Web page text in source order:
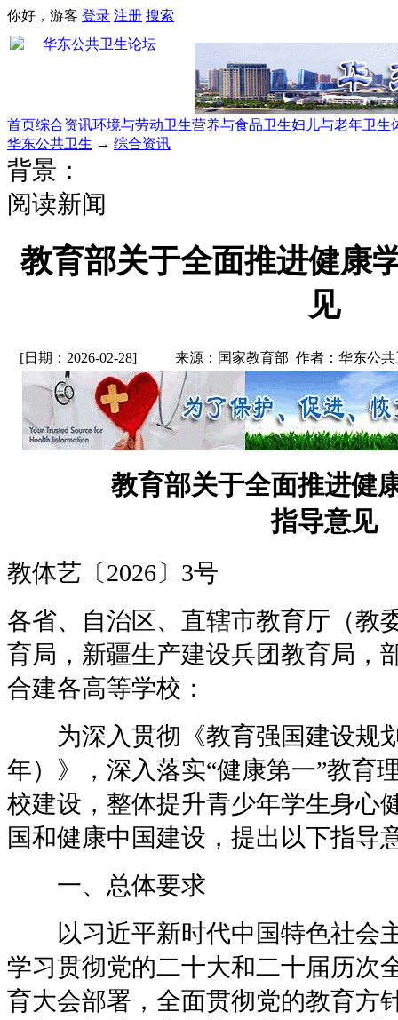
你好，游客 登录 注册 搜索
首页综合资讯环境与劳动卫生营养与食品卫生妇儿与老年卫生
华东公共卫生 → 综合资讯
背景：
阅读新闻
教育部关于全面推进健康
见
[日期：2026-02-28] 来源：国家教育部 作者：华东公
教育部关于全面推进健
指导意见
教体艺〔2026〕3号
各省、自治区、直辖市教育厅（教
育局，新疆生产建设兵团教育局，
合建各高等学校：
为深入贯彻《教育强国建设规
年）》，深入落实“健康第一”教育
校建设，整体提升青少年学生身心
国和健康中国建设，提出以下指导
一、总体要求
以习近平新时代中国特色社会
学习贯彻党的二十大和二十届历次
育大会部署，全面贯彻党的教育方